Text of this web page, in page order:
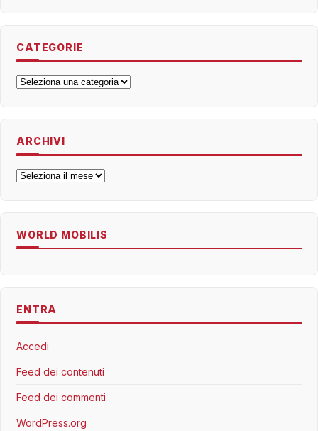
CATEGORIE
Categorie
ARCHIVI
Archivi
WORLD MOBILIS
ENTRA
Accedi
Feed dei contenuti
Feed dei commenti
WordPress.org